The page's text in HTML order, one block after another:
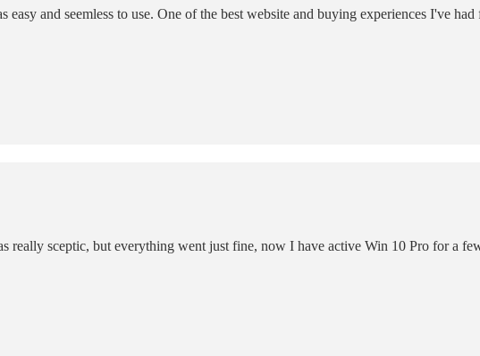
and seemless to use. One of the best website and buying experiences I've
really sceptic, but everything went just fine, now I have active Win 10 Pro for a